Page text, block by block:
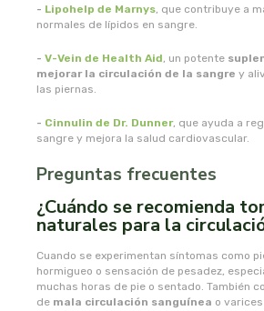
- Lipohelp de Marnys, que contribuye a
normales de lípidos en sangre.
- V-Vein de Health Aid, un potente
mejorar la circulación de la sangre y
las piernas.
- Cinnulin de Dr. Dunner, que ayuda a
sangre y mejora la salud cardiovascular.
Preguntas frecuentes
¿Cuándo se recomienda
naturales para la
Cuando se experimentan síntomas como
hormigueo o sensación de pesadez,
muchas horas de pie o sentado. También
de mala circulación sanguínea o
oshadhi
ozolife
pesasur
pharmadiet
phyto-actif
phytoadvance